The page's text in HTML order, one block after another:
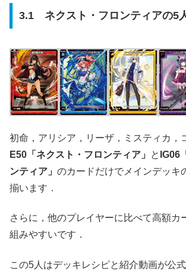
3.1 ネクスト・フロンティアの5
初命，アリシア，リーザ，ミスティカ，
E50「ネクスト・フロンティア」
と IG06
ンティア」 のカードだけでメインデッキ
揃います．
さらに，他のプレイヤーに比べて高額カ
組みやすいです．
この5人はデッキレシピと紹介動画が公